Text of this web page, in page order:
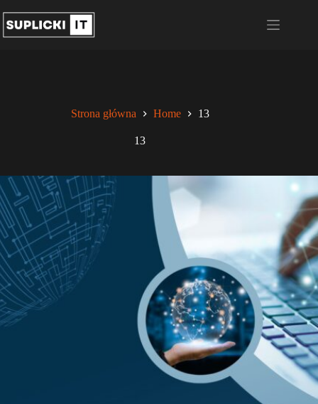
do
treści
Strona główna Home 13
13